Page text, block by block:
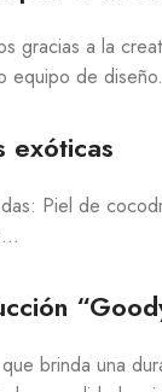
gracias a la
equipo de diseño.
exóticas
Piel de
brinda una